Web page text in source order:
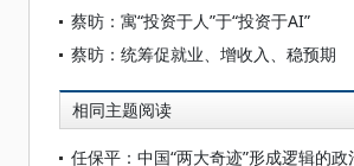
蔡昉：寓“投资于人”于“投资于AI”
蔡昉：统筹促就业、增收入、稳预期
相同主题阅读